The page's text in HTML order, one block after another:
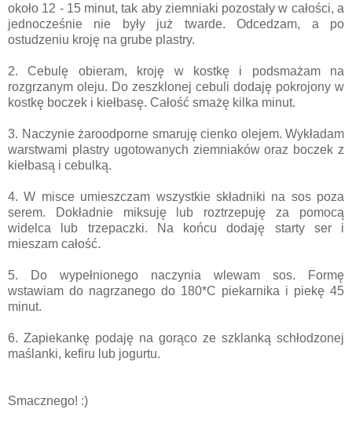
około 12 - 15 minut, tak aby ziemniaki pozostały w całości, a
jednocześnie nie były już twarde. Odcedzam, a po
ostudzeniu kroję na grube plastry.
2. Cebulę obieram, kroję w kostkę i podsmażam na
rozgrzanym oleju. Do zeszklonej cebuli dodaję pokrojony w
kostkę boczek i kiełbasę. Całość smażę kilka minut.
3. Naczynie żaroodporne smaruję cienko olejem. Wykładam
warstwami plastry ugotowanych ziemniaków oraz boczek z
kiełbasą i cebulką.
4. W misce umieszczam wszystkie składniki na sos poza
serem. Dokładnie miksuję lub roztrzepuję za pomocą
widelca lub trzepaczki. Na końcu dodaję starty ser i
mieszam całość.
5. Do wypełnionego naczynia wlewam sos. Formę
wstawiam do nagrzanego do 180*C piekarnika i piekę 45
minut.
6. Zapiekankę podaję na gorąco ze szklanką schłodzonej
maślanki, kefiru lub jogurtu.
Smacznego! :)